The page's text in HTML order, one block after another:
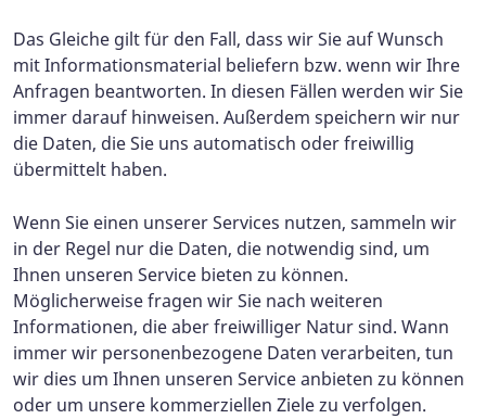
Das Gleiche gilt für den Fall, dass wir Sie auf Wunsch
mit Informationsmaterial beliefern bzw. wenn wir Ihre
Anfragen beantworten. In diesen Fällen werden wir Sie
immer darauf hinweisen. Außerdem speichern wir nur
die Daten, die Sie uns automatisch oder freiwillig
übermittelt haben.
Wenn Sie einen unserer Services nutzen, sammeln wir
in der Regel nur die Daten, die notwendig sind, um
Ihnen unseren Service bieten zu können.
Möglicherweise fragen wir Sie nach weiteren
Informationen, die aber freiwilliger Natur sind. Wann
immer wir personenbezogene Daten verarbeiten, tun
wir dies um Ihnen unseren Service anbieten zu können
oder um unsere kommerziellen Ziele zu verfolgen.